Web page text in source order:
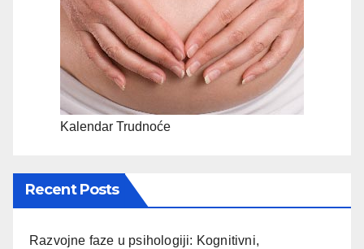
Kalendar Trudnoće
Recent Posts
Razvojne faze u psihologiji: Kognitivni,